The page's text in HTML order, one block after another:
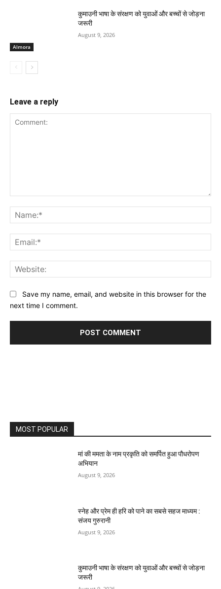
Almora
कुमाउनी भाषा के संरक्षण को युवाओं और बच्चों से जोड़ना
जरूरी
August 9, 2026
Leave a reply
Save my name, email, and website in this browser for the
next time I comment.
MOST POPULAR
मां की ममता के नाम प्रकृति को समर्पित हुआ पौधरोपण
अभियान
August 9, 2026
स्नेह और प्रेम ही हरि को पाने का सबसे सहज माध्यम :
संजय गुरुरानी
August 9, 2026
कुमाउनी भाषा के संरक्षण को युवाओं और बच्चों से जोड़ना
जरूरी